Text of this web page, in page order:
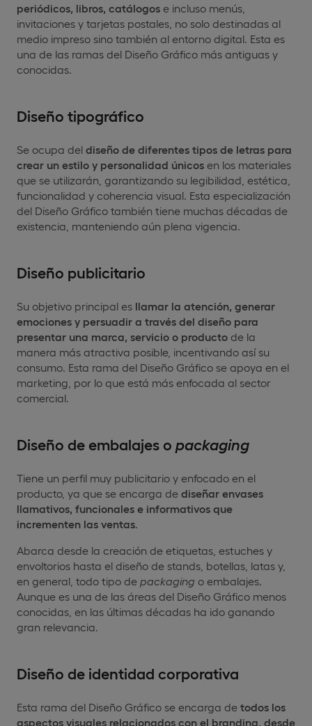
periódicos, libros, catálogos e incluso menús,
invitaciones y tarjetas postales, no solo destinadas al
medio impreso sino también al entorno digital. Esta es
una de las ramas del Diseño Gráfico más antiguas y
conocidas.
Diseño tipográfico
Se ocupa del diseño de diferentes tipos de letras para
crear un estilo y personalidad únicos en los materiales
que se utilizarán, garantizando su legibilidad, estética,
funcionalidad y coherencia visual. Esta especialización
del Diseño Gráfico también tiene muchas décadas de
existencia, manteniendo aún plena vigencia.
Diseño publicitario
Su objetivo principal es llamar la atención, generar
emociones y persuadir a través del diseño para
presentar una marca, servicio o producto de la
manera más atractiva posible, incentivando así su
consumo. Esta rama del Diseño Gráfico se apoya en el
marketing, por lo que está más enfocada al sector
comercial.
Diseño de embalajes o packaging
Tiene un perfil muy publicitario y enfocado en el
producto, ya que se encarga de diseñar envases
llamativos, funcionales e informativos que
incrementen las ventas
Abarca desde la creación de etiquetas, estuches y
envoltorios hasta el diseño de stands, botellas, latas y,
en general, todo tipo de packaging o embalajes.
Aunque es una de las áreas del Diseño Gráfico menos
conocidas, en las últimas décadas ha ido ganando
gran relevancia.
Diseño de identidad corporativa
Esta rama del Diseño Gráfico se encarga de todos los
aspectos visuales relacionados con el branding, desde